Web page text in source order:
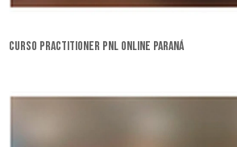
curso practitioner pnl online Paraná